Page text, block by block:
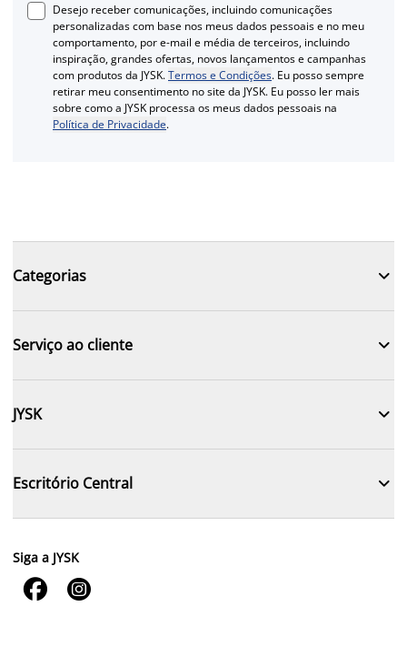
Desejo receber comunicações, incluindo comunicações
personalizadas com base nos meus dados pessoais e no meu
comportamento, por e-mail e média de terceiros, incluindo
inspiração, grandes ofertas, novos lançamentos e campanhas
com produtos da JYSK.Termos e Condições. Eu posso sempre
retirar meu consentimento no site da JYSK. Eu posso ler mais
sobre como a JYSK processa os meus dados pessoais na
Política de Privacidade.
Categorias 
Serviço ao cliente 
JYSK 
Escritório Central 
Siga a JYSK
 